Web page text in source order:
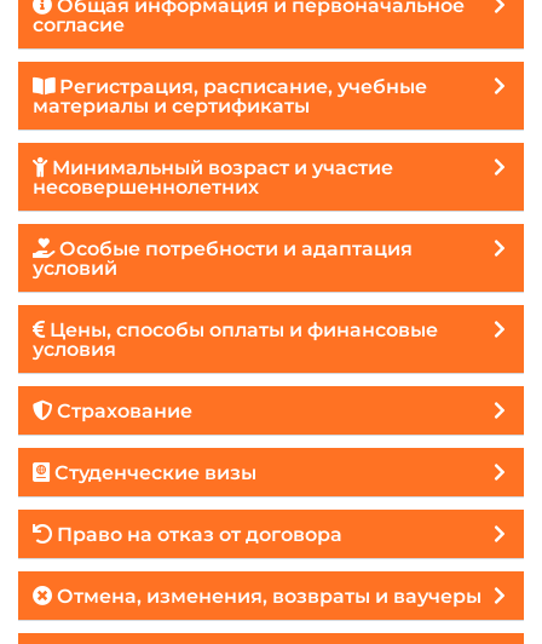
Общая информация и первоначальное
согласие
Регистрация, расписание, учебные
материалы и сертификаты
Минимальный возраст и участие
несовершеннолетних
Особые потребности и адаптация
условий
Цены, способы оплаты и финансовые
условия
Страхование
Студенческие визы
Право на отказ от договора
Отмена, изменения, возвраты и ваучеры